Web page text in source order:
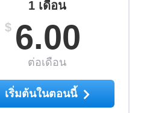
1 เดือน
$ 6.00
ต่อเดือน
เริ่มต้นในตอนนี้